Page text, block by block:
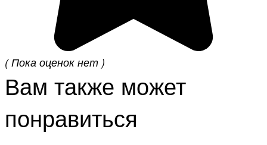
( Пока оценок нет )
Вам также может
понравиться